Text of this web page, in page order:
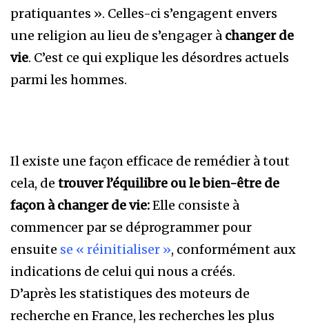
pratiquantes ». Celles-ci s’engagent envers
une religion au lieu de s’engager à changer de
vie. C’est ce qui explique les désordres actuels
parmi les hommes.
Il existe une façon efficace de remédier à tout
cela, de trouver l’équilibre ou le bien-être de
façon à changer de vie:Elle consiste à
commencer par se déprogrammer pour
ensuite se « réinitialiser », conformément aux
indications de celui qui nous a créés.
D’après les statistiques des moteurs de
recherche en France, les recherches les plus